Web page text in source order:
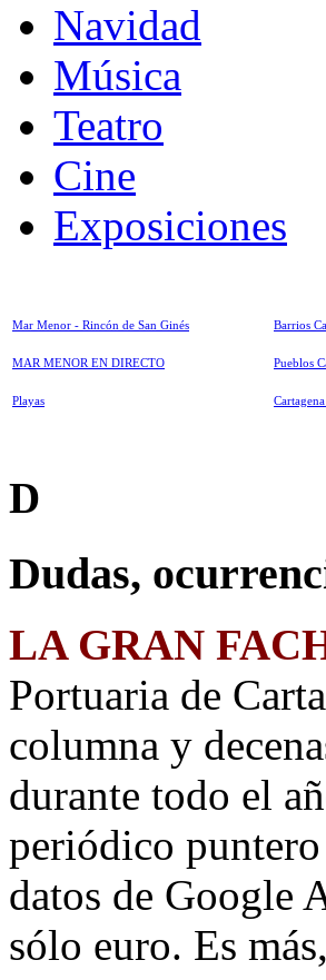
Navidad
Música
Teatro
Cine
Exposiciones
Mar Menor - Rincón de San Ginés
MAR MENOR EN DIRECTO
Playas
Barrios
Pueblos
D
Dudas,
LA GRAN
Portuaria de
columna y
durante todo el
periódico
datos de Google
sólo euro. Es